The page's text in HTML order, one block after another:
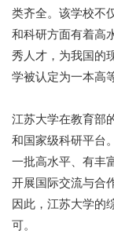
类齐全。该学校不
和科研方面有着高
秀人才，为我国的
学被认定为一本高
江苏大学在教育部
和国家级科研平台
一批高水平、有丰
开展国际交流与合
因此，江苏大学的
可。